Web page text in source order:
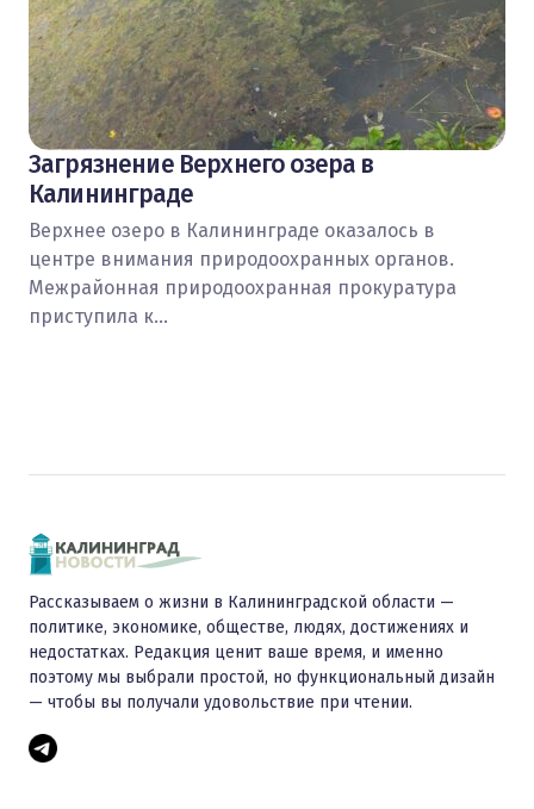
Загрязнение Верхнего озера в
Калининграде
Верхнее озеро в Калининграде оказалось в
центре внимания природоохранных органов.
Межрайонная природоохранная прокуратура
приступила к…
Рассказываем о жизни в Калининградской области —
политике, экономике, обществе, людях, достижениях и
недостатках. Редакция ценит ваше время, и именно
поэтому мы выбрали простой, но функциональный дизайн
— чтобы вы получали удовольствие при чтении.